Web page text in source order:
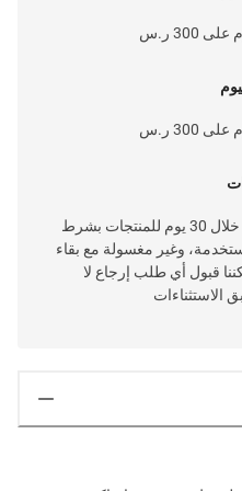
ر.س
ر.س
خدمة إرجاع سهلة وسريعة خلال 30 يوم للمنتجات بشرط
وغير مغسولة مع بقاء
قبول أي طلب إرجاع لا